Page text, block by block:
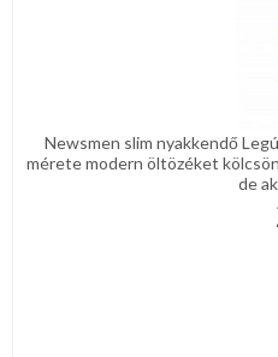
Newsmen slim nyakkendő
mérete modern öltözéket
de